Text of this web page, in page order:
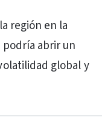
región en la
abrir un
global y